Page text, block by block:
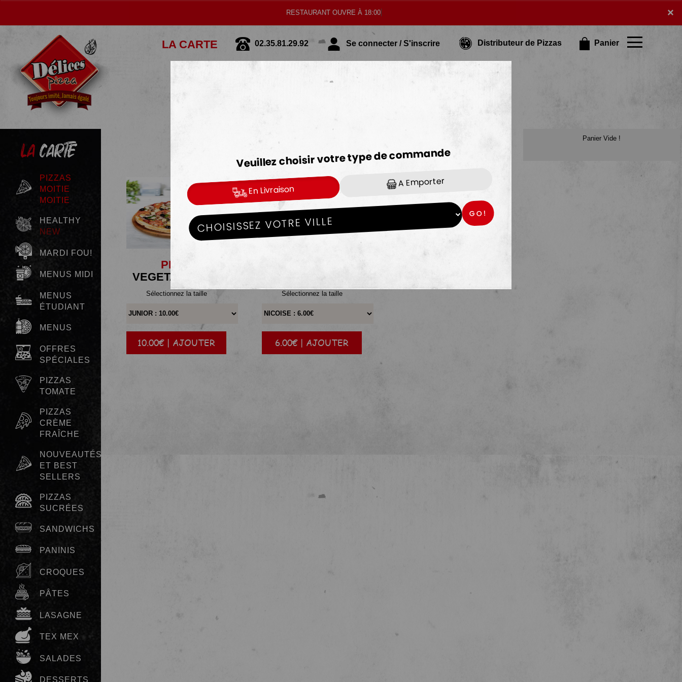
×
RESTAURANT OUVRE À 18:00
LA CARTE 02.35.81.29.92 Se connecter / S'inscrire Distributeur de Pizzas Panier
×
LACARTE
PIZZAS
MOITIE
MOITIE
HEALTHY
MARDI FOU!
MENUS MIDI
MENUS
ÉTUDIANT
MENUS
OFFRES
SPÉCIALES
PIZZAS
TOMATE
PIZZAS
CRÈME
FRAÎCHE
NOUVEAUTÉS
ET BEST
SELLERS
PIZZAS
SUCRÉES
SANDWICHS
PANINIS
CROQUES
PÂTES
LASAGNE
TEX MEX
SALADES
DESSERTS
HEALTHY
PIZZA
VEGETARIENNE
Sélectionnez la taille
|
10.00€ | AJOUTER
Sélectionnez la taille
|
6.00€ | AJOUTER
Panier Vide !